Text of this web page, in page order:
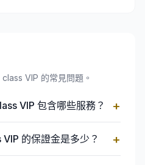
VIP 的常見問題。
VIP 包含哪些服務？ +
的保證金是多少？ +